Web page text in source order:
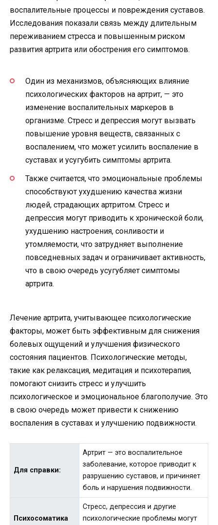
воспалительные процессы и повреждения суставов.
Исследования показали связь между длительным
переживанием стресса и повышенным риском
развития артрита или обострения его симптомов.
Один из механизмов, объясняющих влияние
психологических факторов на артрит, — это
изменение воспалительных маркеров в
организме. Стресс и депрессия могут вызвать
повышение уровня веществ, связанных с
воспалением, что может усилить воспаление в
суставах и усугубить симптомы артрита.
Также считается, что эмоциональные проблемы
способствуют ухудшению качества жизни
людей, страдающих артритом. Стресс и
депрессия могут приводить к хронической боли,
ухудшению настроения, сонливости и
утомляемости, что затрудняет выполнение
повседневных задач и ограничивает активность,
что в свою очередь усугубляет симптомы
артрита.
Лечение артрита, учитывающее психологические
факторы, может быть эффективным для снижения
болевых ощущений и улучшения физического
состояния пациентов. Психологические методы,
такие как релаксация, медитация и психотерапия,
помогают снизить стресс и улучшить
психологическое и эмоциональное благополучие. Это
в свою очередь может привести к снижению
воспаления в суставах и улучшению подвижности.
Для справки:
Артрит — это воспалительное
заболевание, которое приводит к
разрушению суставов, и причиняет
боль и нарушения подвижности.
Психосоматика
Стресс, депрессия и другие
психологические проблемы могут